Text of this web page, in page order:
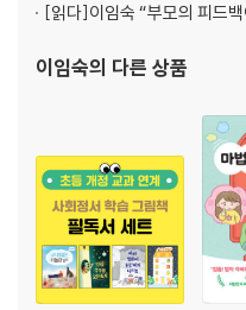
9세에서 4~7세의 모습이 보인다
배경지식과 암묵지식
STEP 02 배경지식과 암묵지식
암묵지식_ 4~7세 시기는 놀이
배경지식_ 공부력을 발달시키는
배경지식과 암묵지식이 만나면 벌
[읽다] 이임숙 “부모의 피드
이임숙의 다른 상품